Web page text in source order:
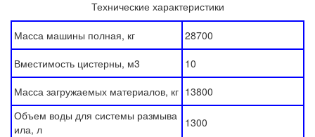
Технические характеристики
Масса машины полная, кг
28700
Вместимость цистерны, м3
10
Масса загружаемых материалов, кг 13800
Объем воды для системы размыва
ила, л
1300